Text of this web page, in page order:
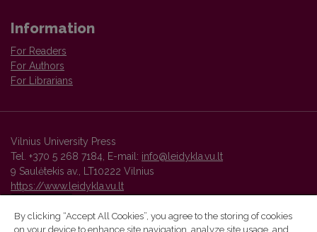
Information
For Readers
For Authors
For Librarians
Vilnius University Press
Tel. +370 5 268 7184, E-mail: info@leidykla.vu.lt
9 Saulėtekis av., LT10222 Vilnius
https://www.leidykla.vu.lt
By clicking “Accept All Cookies”, you agree to the storing of cookies
on your device to enhance site navigation, analyze site usage, and